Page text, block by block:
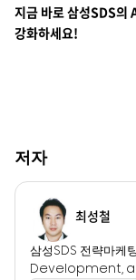
지금 바로 삼성SDS의
강화하세요!
저자
최성철
삼성SDS 전략마케팅팀 Corporate Strategy &
Development,